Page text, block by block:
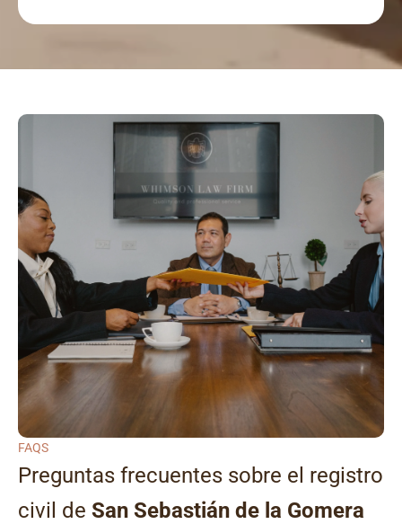
FAQS
Preguntas frecuentes sobre el registro
civil de San Sebastián de la Gomera